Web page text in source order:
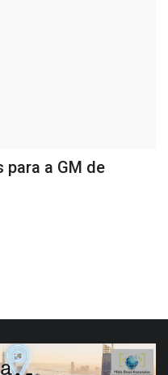
para a GM de